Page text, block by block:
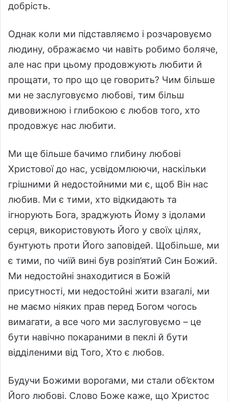
добрість.
Однак коли ми підставляємо і розчаровуємо
людину, ображаємо чи навіть робимо боляче,
але нас при цьому продовжують любити й
прощати, то про що це говорить? Чим більше
ми не заслуговуємо любові, тим більш
дивовижною і глибокою є любов того, хто
продовжує нас любити.
Ми ще більше бачимо глибину любові
Христової до нас, усвідомлюючи, наскільки
грішними й недостойними ми є, щоб Він нас
любив. Ми є тими, хто відкидають та
ігнорують Бога, зраджують Йому з ідолами
серця, використовують Його у своїх цілях,
бунтують проти Його заповідей. Щобільше, ми
є тими, по чиїй вині був розіп’ятий Син Божий.
Ми недостойні знаходитися в Божій
присутності, ми недостойні жити взагалі, ми
не маємо ніяких прав перед Богом чогось
вимагати, а все чого ми заслуговуємо – це
бути навічно покараними в пеклі й бути
відділеними від Того, Хто є любов.
Будучи Божими ворогами, ми стали об’єктом
Його любові. Слово Боже каже, що Христос